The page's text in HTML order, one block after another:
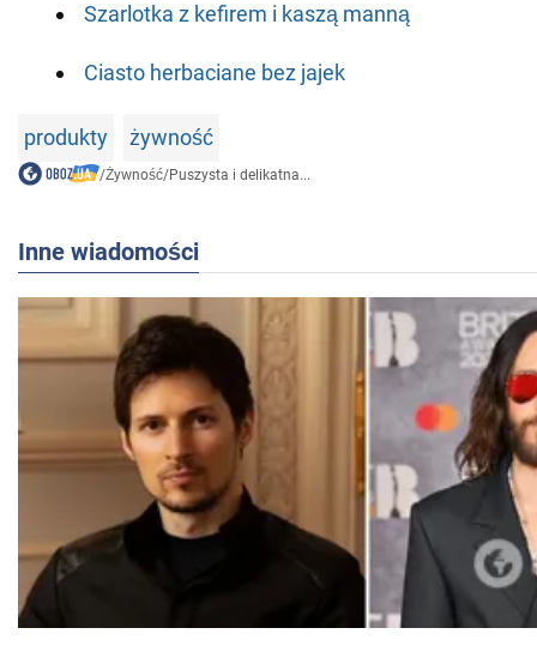
Szarlotka z kefirem i kaszą manną
Ciasto herbaciane bez jajek
produkty żywność
/Żywność/Puszysta i delikatna...
Inne wiadomości